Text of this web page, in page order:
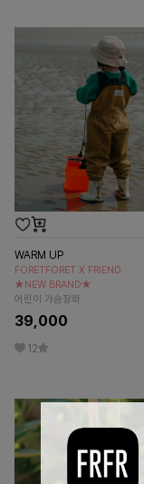
WARM UP
FORETFORET X FRIEND
★NEW BRAND★
어린이 가슴장화
39,000
12